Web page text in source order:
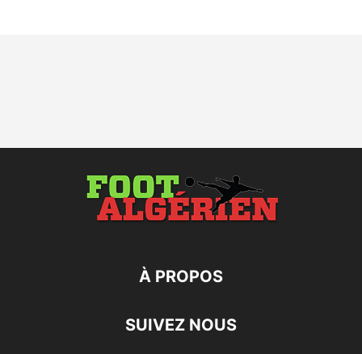
À PROPOS
SUIVEZ NOUS